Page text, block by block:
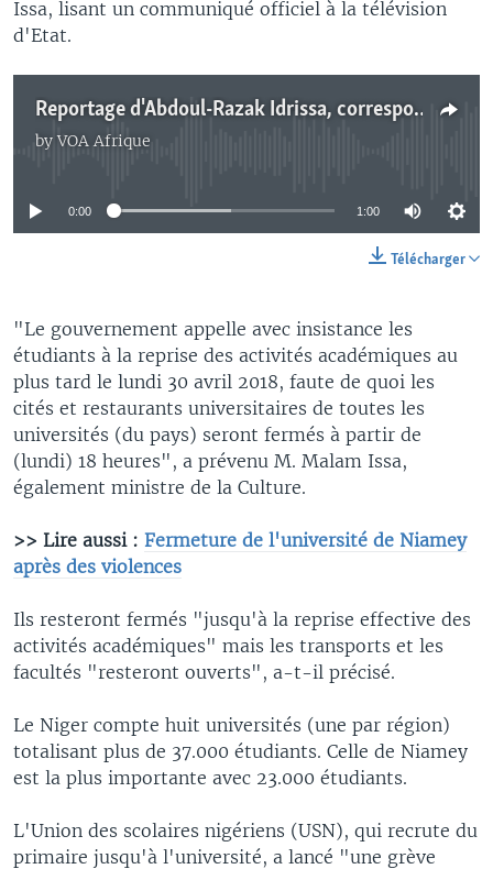
Issa, lisant un communiqué officiel à la télévision
d'Etat.
Reportage d'Abdoul-Razak Idrissa, correspondant à Niamey pour VOA Afrique
byVOA Afrique
No media source currently available
0:00 1:00
Télécharger
"Le gouvernement appelle avec insistance les
étudiants à la reprise des activités académiques au
plus tard le lundi 30 avril 2018, faute de quoi les
cités et restaurants universitaires de toutes les
universités (du pays) seront fermés à partir de
(lundi) 18 heures", a prévenu M. Malam Issa,
également ministre de la Culture.
>> Lire aussi : Fermeture de l'université de Niamey
après des violences
Ils resteront fermés "jusqu'à la reprise effective des
activités académiques" mais les transports et les
facultés "resteront ouverts", a-t-il précisé.
Le Niger compte huit universités (une par région)
totalisant plus de 37.000 étudiants. Celle de Niamey
est la plus importante avec 23.000 étudiants.
L'Union des scolaires nigériens (USN), qui recrute du
primaire jusqu'à l'université, a lancé "une grève